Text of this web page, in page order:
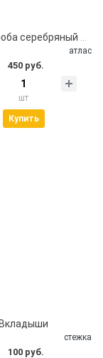
атлас
450 руб.
шт
Купить
Вкладыши
стежка
100 руб.